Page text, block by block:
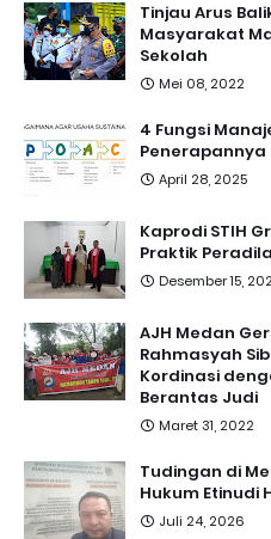
Tinjau Arus
Masyarakat
Sekolah
Mei 08, 2022
4 Fungsi
Penerapannya
April 28, 2025
Kaprodi STIH
Praktik
Desember 15,
AJH Medan
Rahmasyah
Kordinasi
Berantas Judi
Maret 31, 2022
Tudingan di
Hukum Etinudi
Juli 24, 2026